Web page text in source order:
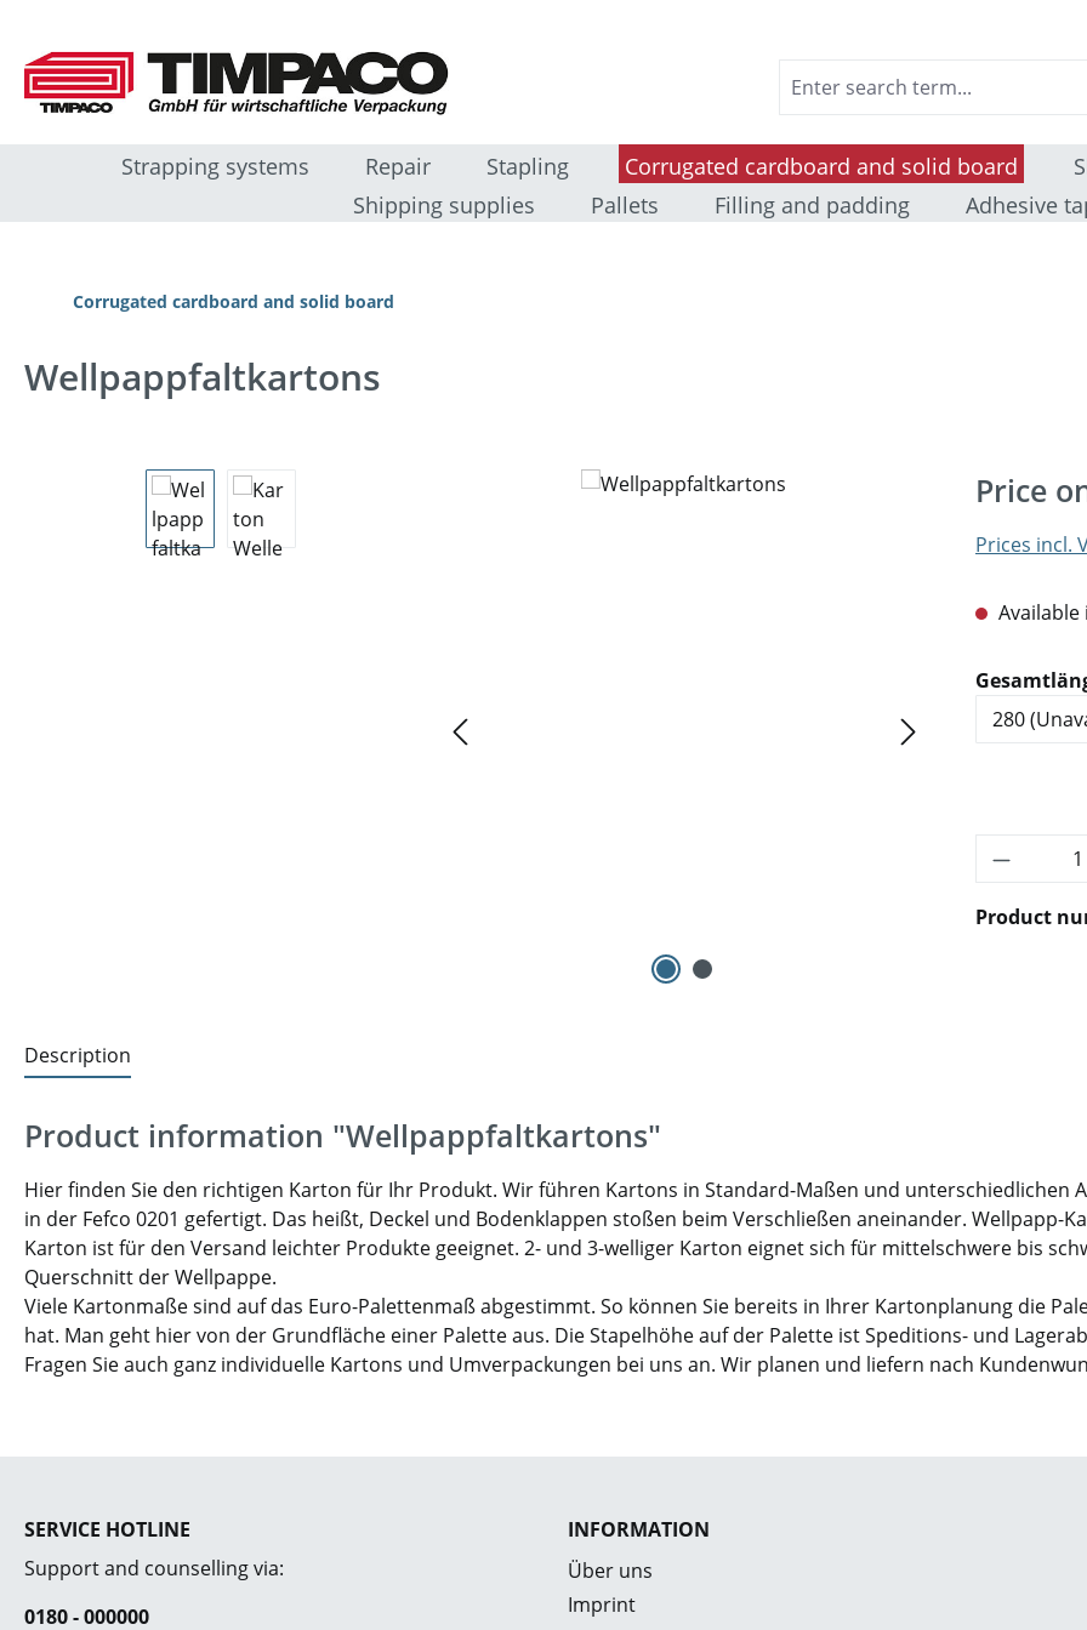
Strapping systems Repair Stapling Corrugated cardboard and solid board
Shipping supplies
Pallets Filling and padding Adhesive
Corrugated cardboard and solid board
Wellpappfaltkartons
Skip image gallery Price
Prices incl.
Available
Select
Product
Description
Product information "Wellpappfaltkartons"
Hier finden Sie den richtigen Karton für Ihr Produkt. Wir führen Kartons in Standard-Maßen und unterschiedlichen
in der Fefco 0201 gefertigt. Das heißt, Deckel und Bodenklappen stoßen beim Verschließen aneinander.
Karton ist für den Versand leichter Produkte geeignet. 2- und 3-welliger Karton eignet sich für mittelschwere bis
Querschnitt der Wellpappe.
Viele Kartonmaße sind auf das Euro-Palettenmaß abgestimmt. So können Sie bereits in Ihrer Kartonplanung die
hat. Man geht hier von der Grundfläche einer Palette aus. Die Stapelhöhe auf der Palette ist Speditions- und
Fragen Sie auch ganz individuelle Kartons und Umverpackungen bei uns an. Wir planen und liefern nach
SERVICE HOTLINE
Support and counselling via:
0180 - 000000
INFORMATION
Über uns
Imprint